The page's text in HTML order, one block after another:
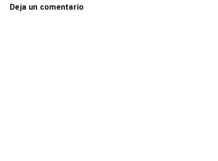
Deja un comentario